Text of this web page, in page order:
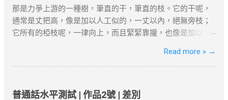
置VPN翻墙？ 下载并安装VPN客户端 ：选择你喜欢的VPN服
务商，下载安装客户端。 连接到合适的服务器 ：选择一个你
想连接的地区服务器，例如美国或香港。 开始浏览 ：一旦连
活动都将被加密，你可以自由访问被封锁的网站或流媒体平
台。 常见问题与解决方案 VPN连接失败 ：如果VPN无法连
置。你也可以检查本地网络设置是否正确。 Netflix检测到
因素： 1. 穩定的工作與收入 薪俸稅門檻 ：續簽需證明「穩
定收入」且符合市場水平，年薪需達200萬港幣以上（針對高
才A類）。 合約與職位匹配 ：受聘工作須與學歷及專業相
居住與社會融入 「兩址兩單」原則 ：需提供住址證明（租
約、水電單）、公司地址及薪俸稅/利得稅單，證明與香港的
期離港者需提供合理解釋（如外派工作）。 3. 創業或業務貢
那是力爭上游的一種樹，筆直的干，筆直的枝。它的干呢，
通常是丈把高，像是加以人工似的，一丈以內，絕無旁枝；
它所有的椏枝呢，一律向上，而且緊緊靠攏，也像是加以人
片向上，幾乎沒有斜生的，更不用說倒垂了；它的皮，光滑
而有銀色的暈圈，微微泛出淡青色。這是雖在北方的風雪的
卻努力向上發展，高到丈許，兩丈，參天聳立，不折不撓，
Read more » →
普通話水平測試 | 作品2號 | 差別